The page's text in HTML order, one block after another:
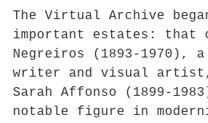
The Virtual Archive
important estates: that
Negreiros (1893-1970),
writer and visual
Sarah Affonso (1899-
notable figure in